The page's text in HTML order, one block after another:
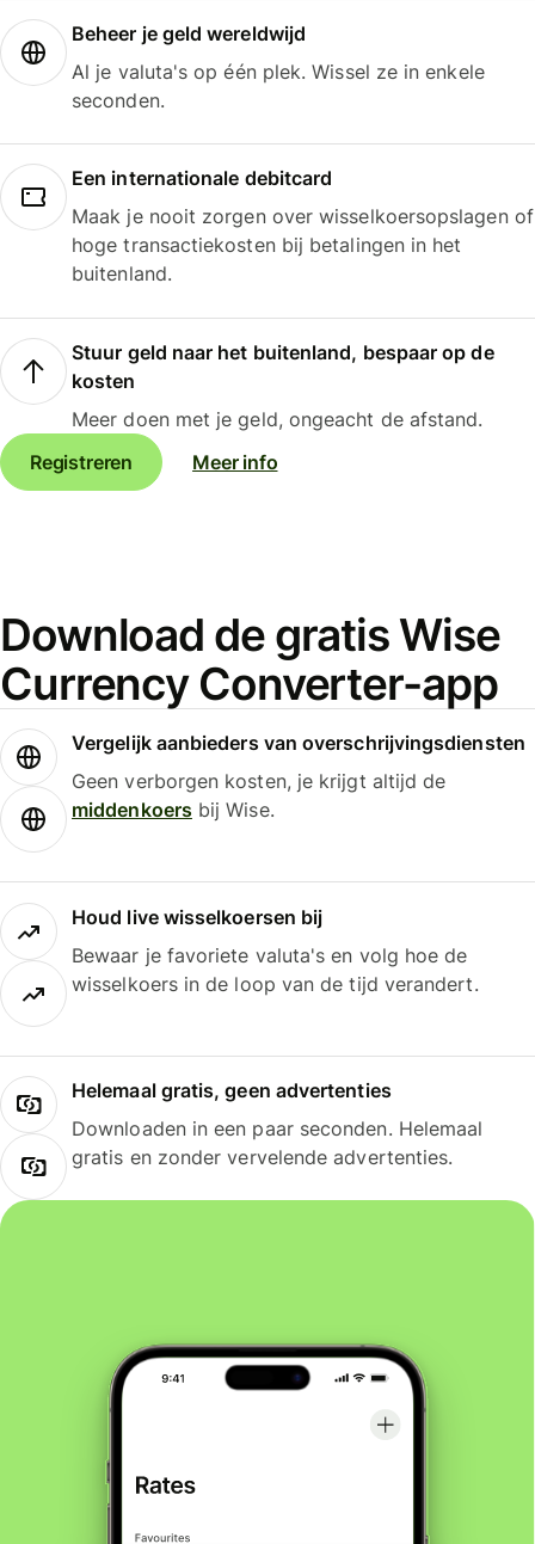
Beheer je geld wereldwijd
Al je valuta's op één plek. Wissel ze in enkele
seconden.
Een internationale debitcard
Maak je nooit zorgen over wisselkoersopslagen of
hoge transactiekosten bij betalingen in het
buitenland.
Stuur geld naar het buitenland, bespaar op de
kosten
Meer doen met je geld, ongeacht de afstand.
Registreren
Meer info
Download de gratis Wise
Currency Converter-app
Vergelijk aanbieders van overschrijvingsdiensten
Geen verborgen kosten, je krijgt altijd de
middenkoersbij Wise.
Houd live wisselkoersen bij
Bewaar je favoriete valuta's en volg hoe de
wisselkoers in de loop van de tijd verandert.
Helemaal gratis, geen advertenties
Downloaden in een paar seconden. Helemaal
gratis en zonder vervelende advertenties.